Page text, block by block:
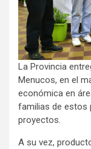
La Provincia
Menucos, en el
económica en
familias de estos
proyectos.
A su vez,